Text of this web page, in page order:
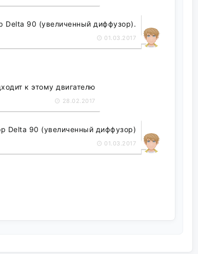
Delta 90 (увеличенный диффузор).
01.03.2017
к этому двигателю
28.02.2017
Delta 90 (увеличенный диффузор)
01.03.2017